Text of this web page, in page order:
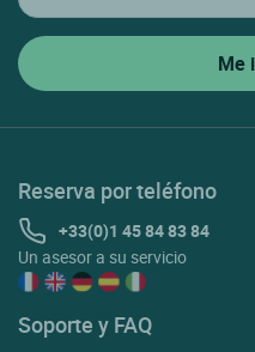
Reserva por teléfono
+33(0)1 45 84 83 84
Un asesor a su servicio
Soporte y FAQ